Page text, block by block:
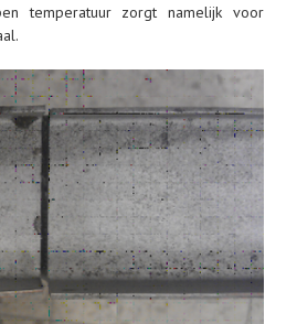
temperatuur zorgt namelijk voor